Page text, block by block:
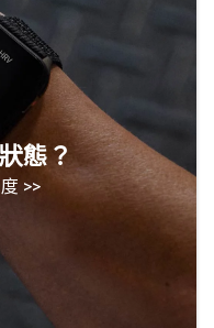
態？
>>